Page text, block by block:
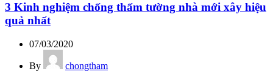
3 Kinh nghiệm chống thấm tường nhà mới xây hiệu
quả nhất
07/03/2020
By
chongtham